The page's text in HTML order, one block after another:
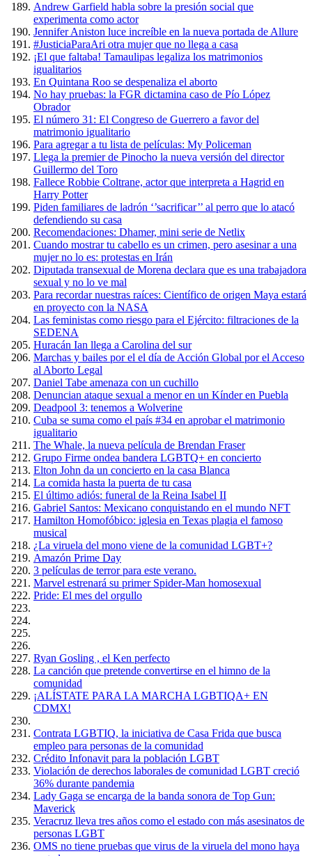
Andrew Garfield habla sobre la presión social que
experimenta como actor
Jennifer Aniston luce increíble en la nueva portada de Allure
#JusticiaParaAri otra mujer que no llega a casa
¡El que faltaba! Tamaulipas legaliza los matrimonios
igualitarios
En Quintana Roo se despenaliza el aborto
No hay pruebas: la FGR dictamina caso de Pío López
Obrador
El número 31: El Congreso de Guerrero a favor del
matrimonio igualitario
Para agregar a tu lista de películas: My Policeman
Llega la premier de Pinocho la nueva versión del director
Guillermo del Toro
Fallece Robbie Coltrane, actor que interpreta a Hagrid en
Harry Potter
Piden familiares de ladrón ‘’sacrificar’’ al perro que lo atacó
defendiendo su casa
Recomendaciones: Dhamer, mini serie de Netlix
Cuando mostrar tu cabello es un crimen, pero asesinar a una
mujer no lo es: protestas en Irán
Diputada transexual de Morena declara que es una trabajadora
sexual y no lo ve mal
Para recordar nuestras raíces: Científico de origen Maya estará
en proyecto con la NASA
Las feministas como riesgo para el Ejército: filtraciones de la
SEDENA
Huracán Ian llega a Carolina del sur
Marchas y bailes por el el día de Acción Global por el Acceso
al Aborto Legal
Daniel Tabe amenaza con un cuchillo
Denuncian ataque sexual a menor en un Kínder en Puebla
Deadpool 3: tenemos a Wolverine
Cuba se suma como el país #34 en aprobar el matrimonio
igualitario
The Whale, la nueva película de Brendan Fraser
Grupo Firme ondea bandera LGBTQ+ en concierto
Elton John da un concierto en la casa Blanca
La comida hasta la puerta de tu casa
El último adiós: funeral de la Reina Isabel II
Gabriel Santos: Mexicano conquistando en el mundo NFT
Hamilton Homofóbico: iglesia en Texas plagia el famoso
musical
¿La viruela del mono viene de la comunidad LGBT+?
Amazón Prime Day
3 películas de terror para este verano.
Marvel estrenará su primer Spider-Man homosexual
Pride: El mes del orgullo
Ryan Gosling , el Ken perfecto
La canción que pretende convertirse en el himno de la
comunidad
¡ALÍSTATE PARA LA MARCHA LGBTIQA+ EN
CDMX!
Contrata LGBTIQ, la iniciativa de Casa Frida que busca
empleo para personas de la comunidad
Crédito Infonavit para la población LGBT
Violación de derechos laborales de comunidad LGBT creció
36% durante pandemia
Lady Gaga se encarga de la banda sonora de Top Gun:
Maverick
Veracruz lleva tres años como el estado con más asesinatos de
personas LGBT
OMS no tiene pruebas que virus de la viruela del mono haya